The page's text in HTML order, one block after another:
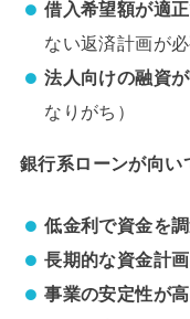
借入希望額が適
ない返済計画が必
法人向けの融資
なりがち）
銀行系ローンが向い
低金利で資金を
長期的な資金計
事業の安定性が